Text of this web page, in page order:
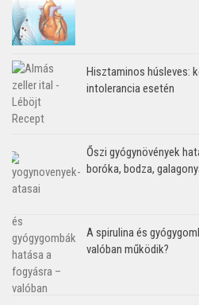
Hisztaminos húsleves:
intolerancia esetén
Őszi gyógynövények
boróka, bodza,
A spirulina és
valóban működik?